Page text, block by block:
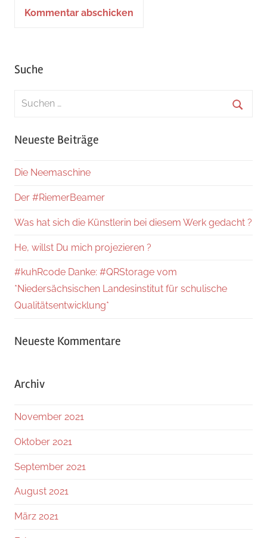
Suche
Suchen
Neueste Beiträge
Die Neemaschine
Der #RiemerBeamer
Was hat sich die Künstlerin bei diesem Werk gedacht ?
He, willst Du mich projezieren ?
#kuhRcode Danke: #QRStorage vom
*Niedersächsischen Landesinstitut für schulische
Qualitätsentwicklung*
Neueste Kommentare
Archiv
November 2021
Oktober 2021
September 2021
August 2021
März 2021